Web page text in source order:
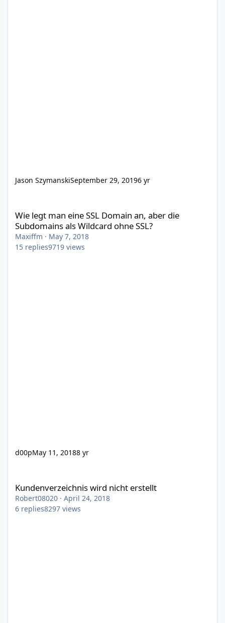
Jason SzymanskiSeptember 29, 20196 yr
Wie legt man eine SSL Domain an, aber die
Subdomains als Wildcard ohne SSL?
Maxiffm · May 7, 2018
15 replies9719 views
d00pMay 11, 20188 yr
Kundenverzeichnis wird nicht erstellt
Robert08020 · April 24, 2018
6 replies8297 views